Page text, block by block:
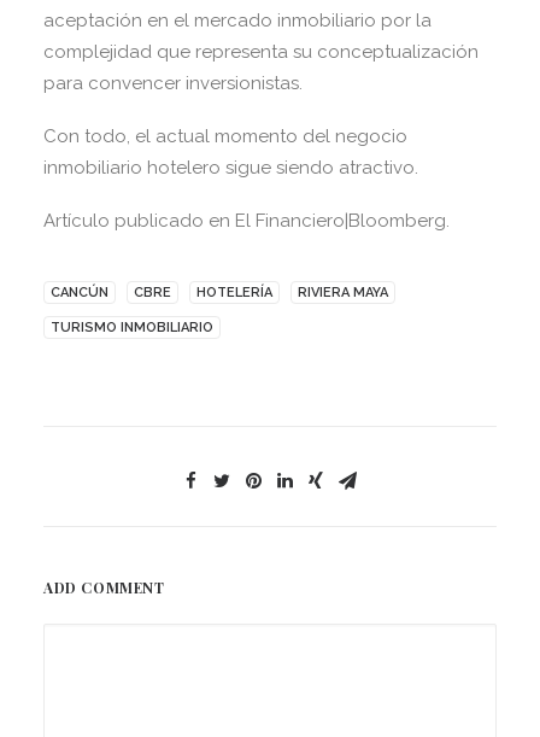
aceptación en el mercado inmobiliario por la
complejidad que representa su conceptualización
para convencer inversionistas.
Con todo, el actual momento del negocio
inmobiliario hotelero sigue siendo atractivo.
Artículo publicado en El Financiero|Bloomberg.
CANCÚN CBRE HOTELERÍA RIVIERA MAYA
TURISMO INMOBILIARIO
ADD COMMENT